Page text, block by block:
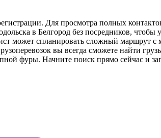
Для просмотра полных
в Белгород без посредников,
может спланировать сложный маршрут с
вы всегда сможете найти
фуры. Начните поиск прямо сейчас и